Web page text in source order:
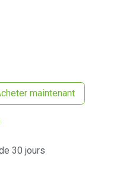
maintenant
30 jours